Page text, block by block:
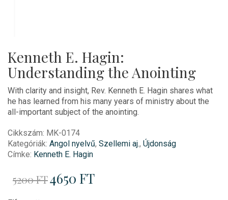
Kenneth E. Hagin:
Understanding the Anointing
With clarity and insight, Rev. Kenneth E. Hagin shares what
he has learned from his many years of ministry about the
all-important subject of the anointing.
Cikkszám: MK-0174
Kategóriák: Angol nyelvű, Szellemi aj., Újdonság
Címke: Kenneth E. Hagin
5200FT
Original
price
4650 FTCurrent